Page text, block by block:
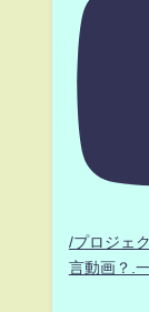
/プロジェ
言動画？.